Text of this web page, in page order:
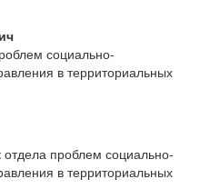
социально-
в территориальных
проблем социально-
в территориальных